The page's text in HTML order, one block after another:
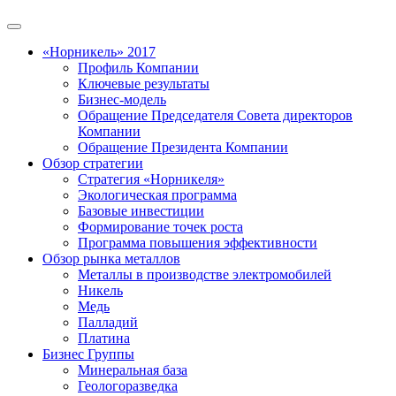
«Норникель» 2017
Профиль Компании
Ключевые результаты
Бизнес-модель
Обращение Председателя Совета директоров
Компании
Обращение Президента Компании
Обзор стратегии
Стратегия «Норникеля»
Экологическая программа
Базовые инвестиции
Формирование точек роста
Программа повышения эффективности
Обзор рынка металлов
Металлы в производстве электромобилей
Никель
Медь
Палладий
Платина
Бизнес Группы
Минеральная база
Геологоразведка